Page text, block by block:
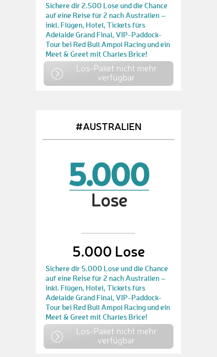
Sichere dir 2.500 Lose und die Chance
auf eine Reise für 2 nach Australien –
inkl. Flügen, Hotel, Tickets fürs
Adelaide Grand Final, VIP-Paddock-
Tour bei Red Bull Ampol Racing und ein
Meet & Greet mit Charles Brice!
Los-Paket nicht mehr
verfügbar
#AUSTRALIEN
5.000 Lose
Sichere dir 5.000 Lose und die Chance
auf eine Reise für 2 nach Australien –
inkl. Flügen, Hotel, Tickets fürs
Adelaide Grand Final, VIP-Paddock-
Tour bei Red Bull Ampol Racing und ein
Meet & Greet mit Charles Brice!
Los-Paket nicht mehr
verfügbar